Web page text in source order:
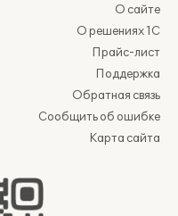
О сайте
О решениях 1С
Прайс-лист
Поддержка
Обратная связь
Сообщить об ошибке
Карта сайта